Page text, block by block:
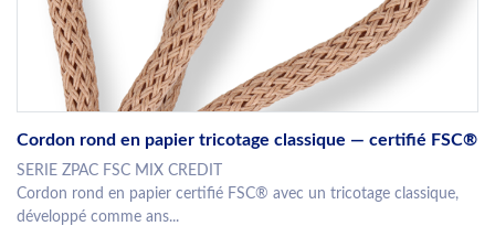
Cordon rond en papier tricotage classique — certifié FSC®
SERIE ZPAC FSC MIX CREDIT
Cordon rond en papier certifié FSC® avec un tricotage classique,
développé comme ans...